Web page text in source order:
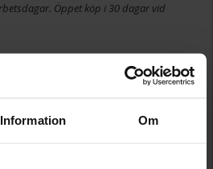
Information Om
Öppet köp i 30 dagar vid
15,5